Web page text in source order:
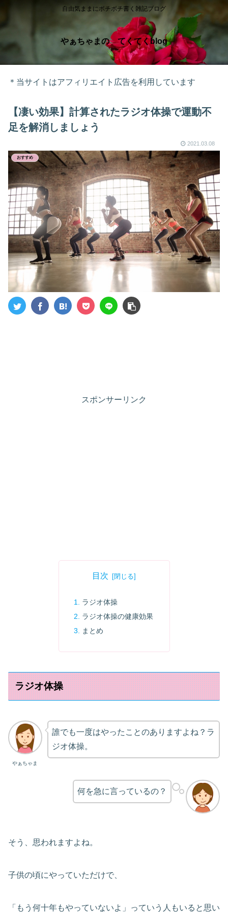
自由気ままにボチボチ書く雑記ブログ
やぁちゃまの てくてくblog
＊当サイトはアフィリエイト広告を利用しています
【凄い効果】計算されたラジオ体操で運動不
足を解消しましょう
2021.03.08
おすすめ
スポンサーリンク
目次
ラジオ体操
ラジオ体操の健康効果
まとめ
ラジオ体操
やぁちゃま
誰でも一度はやったことのありますよね？ラ
ジオ体操。
何を急に言っているの？
そう、思われますよね。
子供の頃にやっていただけで、
「もう何十年もやっていないよ」っていう人もいると思い